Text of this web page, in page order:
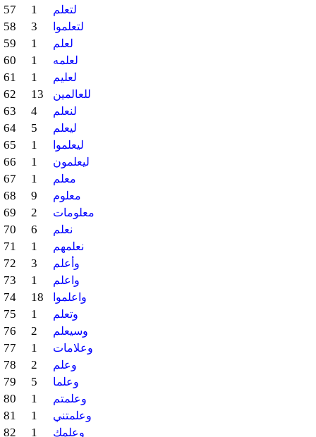
57 1 لتعلم
58 3 لتعلموا
59 1 لعلم
60 1 لعلمه
61 1 لعليم
62 13 للعالمين
63 4 لنعلم
64 5 ليعلم
65 1 ليعلموا
66 1 ليعلمون
67 1 معلم
68 9 معلوم
69 2 معلومات
70 6 نعلم
71 1 نعلمهم
72 3 وأعلم
73 1 واعلم
74 18 واعلموا
75 1 وتعلم
76 2 وسيعلم
77 1 وعلامات
78 2 وعلم
79 5 وعلما
80 1 وعلمتم
81 1 وعلمتني
82 1 وعلمك